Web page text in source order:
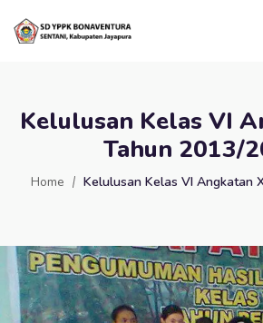
Kelulusan Kelas VI
Tahun 2013/
Home Kelulusan Kelas VI Angkatan